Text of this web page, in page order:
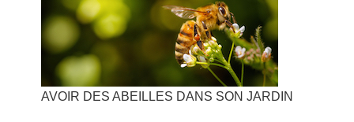
AVOIR DES ABEILLES DANS SON JARDIN